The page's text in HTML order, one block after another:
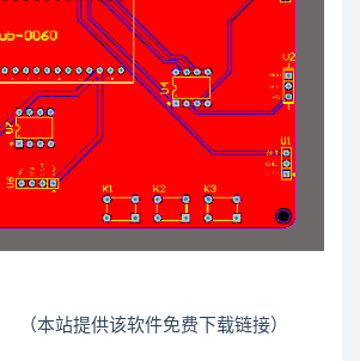
本站提供该软件免费下载链接）